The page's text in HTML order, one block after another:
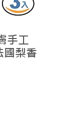
手工
梨香